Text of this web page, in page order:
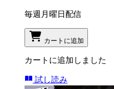
毎週月曜日配信
カートに追加
カートに追加しました
試し読み